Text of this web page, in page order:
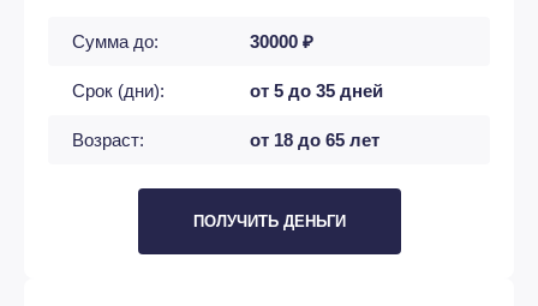
Сумма до: 30000 ₽
Срок (дни): от 5 до 35 дней
Возраст: от 18 до 65 лет
ПОЛУЧИТЬ ДЕНЬГИ